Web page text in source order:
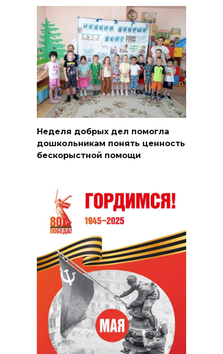
Неделя добрых дел помогла
дошкольникам понять ценность
бескорыстной помощи